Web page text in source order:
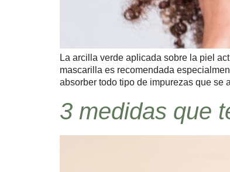
La arcilla verde aplicada sobre la piel
mascarilla es recomendada
absorber todo tipo de impurezas que
3 medidas que